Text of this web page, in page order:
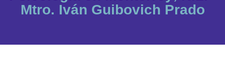
Mtro. Iván Guibovich Prado